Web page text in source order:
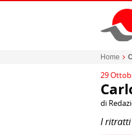
Home
29
di
I ritratti